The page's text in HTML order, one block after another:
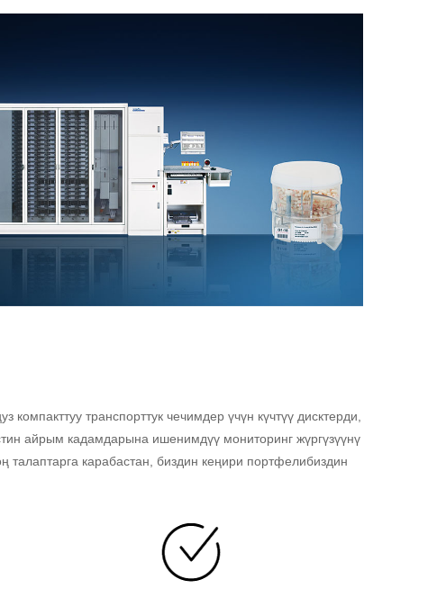
транспорттук чечимдер үчүн күчтүү дисктерди,
айрым кадамдарына ишенимдүү мониторинг жүргүзүүнү
карабастан, биздин кеңири портфелибиздин